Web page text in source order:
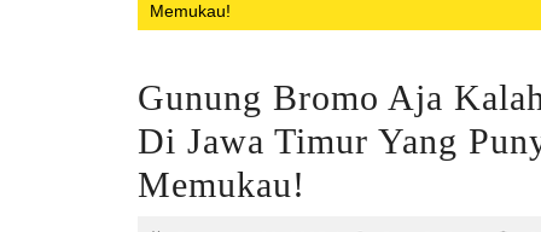
Memukau!
Gunung Bromo Aja
Di Jawa Timur Yang
Memukau!